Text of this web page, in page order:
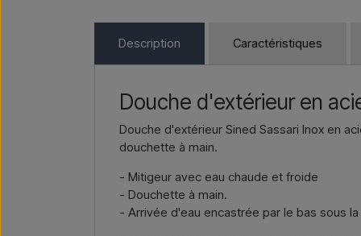
Description Caractéristiques
Douche d'extérieur en
Douche d'extérieur Sined Sassari Inox en
douchette à main.
- Mitigeur avec eau chaude et froide
- Douchette à main.
- Arrivée d'eau encastrée par le bas sous